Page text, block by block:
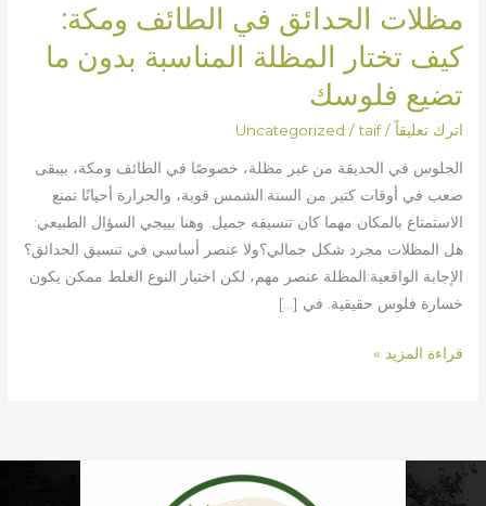
مظلات الحدائق في الطائف ومكة:
كيف تختار المظلة المناسبة بدون ما
تضيع فلوسك
اترك تعليقاً /
Uncategorized /taif
الجلوس في الحديقة من غير مظلة، خصوصًا في الطائف ومكة، بيبقى
صعب في أوقات كتير من السنة.الشمس قوية، والحرارة أحيانًا تمنع
الاستمتاع بالمكان مهما كان تنسيقه جميل. وهنا بييجي السؤال الطبيعي:
هل المظلات مجرد شكل جمالي؟ولا عنصر أساسي في تنسيق الحدائق؟
الإجابة الواقعية:المظلة عنصر مهم، لكن اختيار النوع الغلط ممكن يكون
خسارة فلوس حقيقية. في […]
قراءة المزيد »